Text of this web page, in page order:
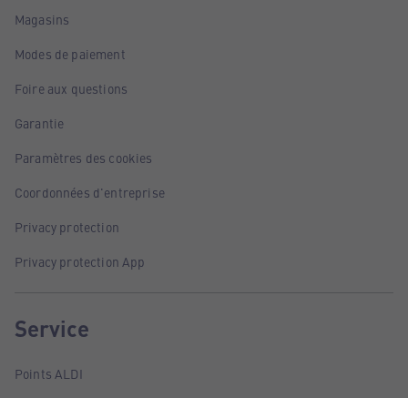
Magasins
Modes de paiement
Foire aux questions
Garantie
Paramètres des cookies
Coordonnées d'entreprise
Privacy protection
Privacy protection App
Service
Points ALDI